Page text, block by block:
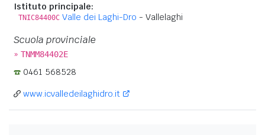
Istituto principale:
TNIC84400C Valle dei Laghi-Dro - Vallelaghi
Scuola provinciale
» TNMM84402E
0461 568528
www.icvalledeilaghidro.it